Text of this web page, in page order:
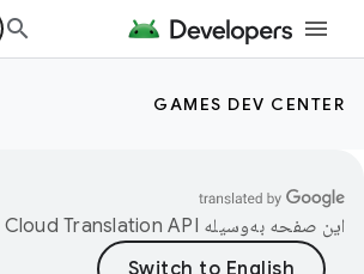
GAMES DEV CENTER
این صفحه به‌وسیله